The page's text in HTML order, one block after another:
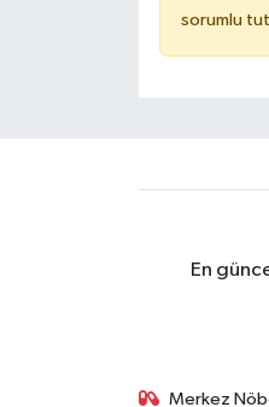
sorumlu
En
Merkez